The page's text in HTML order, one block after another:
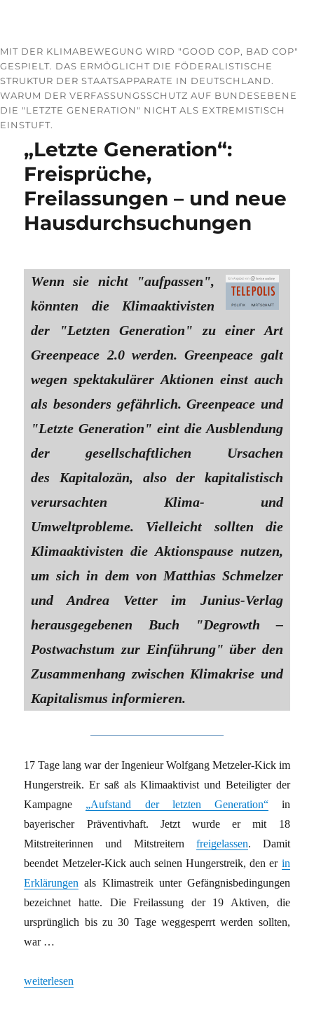
MIT DER KLIMABEWEGUNG WIRD "GOOD COP, BAD COP"
GESPIELT. DAS ERMÖGLICHT DIE FÖDERALISTISCHE
STRUKTUR DER STAATSAPPARATE IN DEUTSCHLAND.
WARUM DER VERFASSUNGSSCHUTZ AUF BUNDESEBENE
DIE "LETZTE GENERATION" NICHT ALS EXTREMISTISCH
EINSTUFT.
„Letzte Generation“:
Freisprüche,
Freilassungen – und neue
Hausdurchsuchungen
Wenn sie nicht "aufpassen",
könnten die Klimaaktivisten
der "Letzten Generation" zu einer Art
Greenpeace 2.0 werden. Greenpeace galt
wegen spektakulärer Aktionen einst auch
als besonders gefährlich. Greenpeace und
"Letzte Generation" eint die Ausblendung
der gesellschaftlichen Ursachen
des Kapitalozän, also der kapitalistisch
verursachten Klima- und
Umweltprobleme. Vielleicht sollten die
Klimaaktivisten die Aktionspause nutzen,
um sich in dem von Matthias Schmelzer
und Andrea Vetter im Junius-Verlag
herausgegebenen Buch "Degrowth –
Postwachstum zur Einführung" über den
Zusammenhang zwischen Klimakrise und
Kapitalismus informieren.
17 Tage lang war der Ingenieur Wolfgang Metzeler-Kick im
Hungerstreik. Er saß als Klimaaktivist und Beteiligter der
Kampagne „Aufstand der letzten Generation“in
bayerischer Präventivhaft. Jetzt wurde er mit 18
Mitstreiterinnen und Mitstreitern freigelassen. Damit
beendet Metzeler-Kick auch seinen Hungerstreik, den er in
Erklärungen als Klimastreik unter Gefängnisbedingungen
bezeichnet hatte. Die Freilassung der 19 Aktiven, die
ursprünglich bis zu 30 Tage weggesperrt werden sollten,
war …
„„Letzte Generation“: Freisprüche, Freilassungen – und neue
weiterlesen